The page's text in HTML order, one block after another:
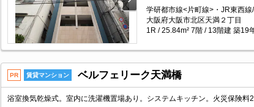
学研都市線<片町線>・JR東西
大阪府大阪市北区天満２丁目
1R / 25.84m² 7階 / 13階建 築19
PR 賃貸マンション ベルフェリーク天満橋